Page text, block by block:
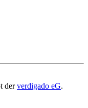
derverdigado eG.